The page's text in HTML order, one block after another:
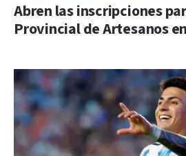
Abren las inscripciones
Provincial de Artesanos